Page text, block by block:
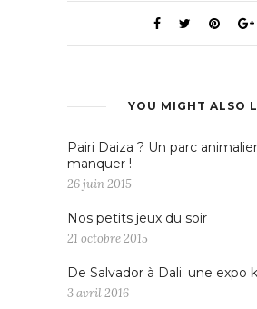
YOU MIGHT ALSO
Pairi Daiza ? Un parc
manquer !
26 juin 2015
Nos petits jeux du soir
21 octobre 2015
De Salvador à Dali: une expo
3 avril 2016